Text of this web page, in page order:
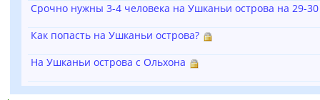
Срочно нужны 3-4 человека на Ушканьи острова на 29-
Как попасть на Ушканьи острова?
На Ушканьи острова с Ольхона